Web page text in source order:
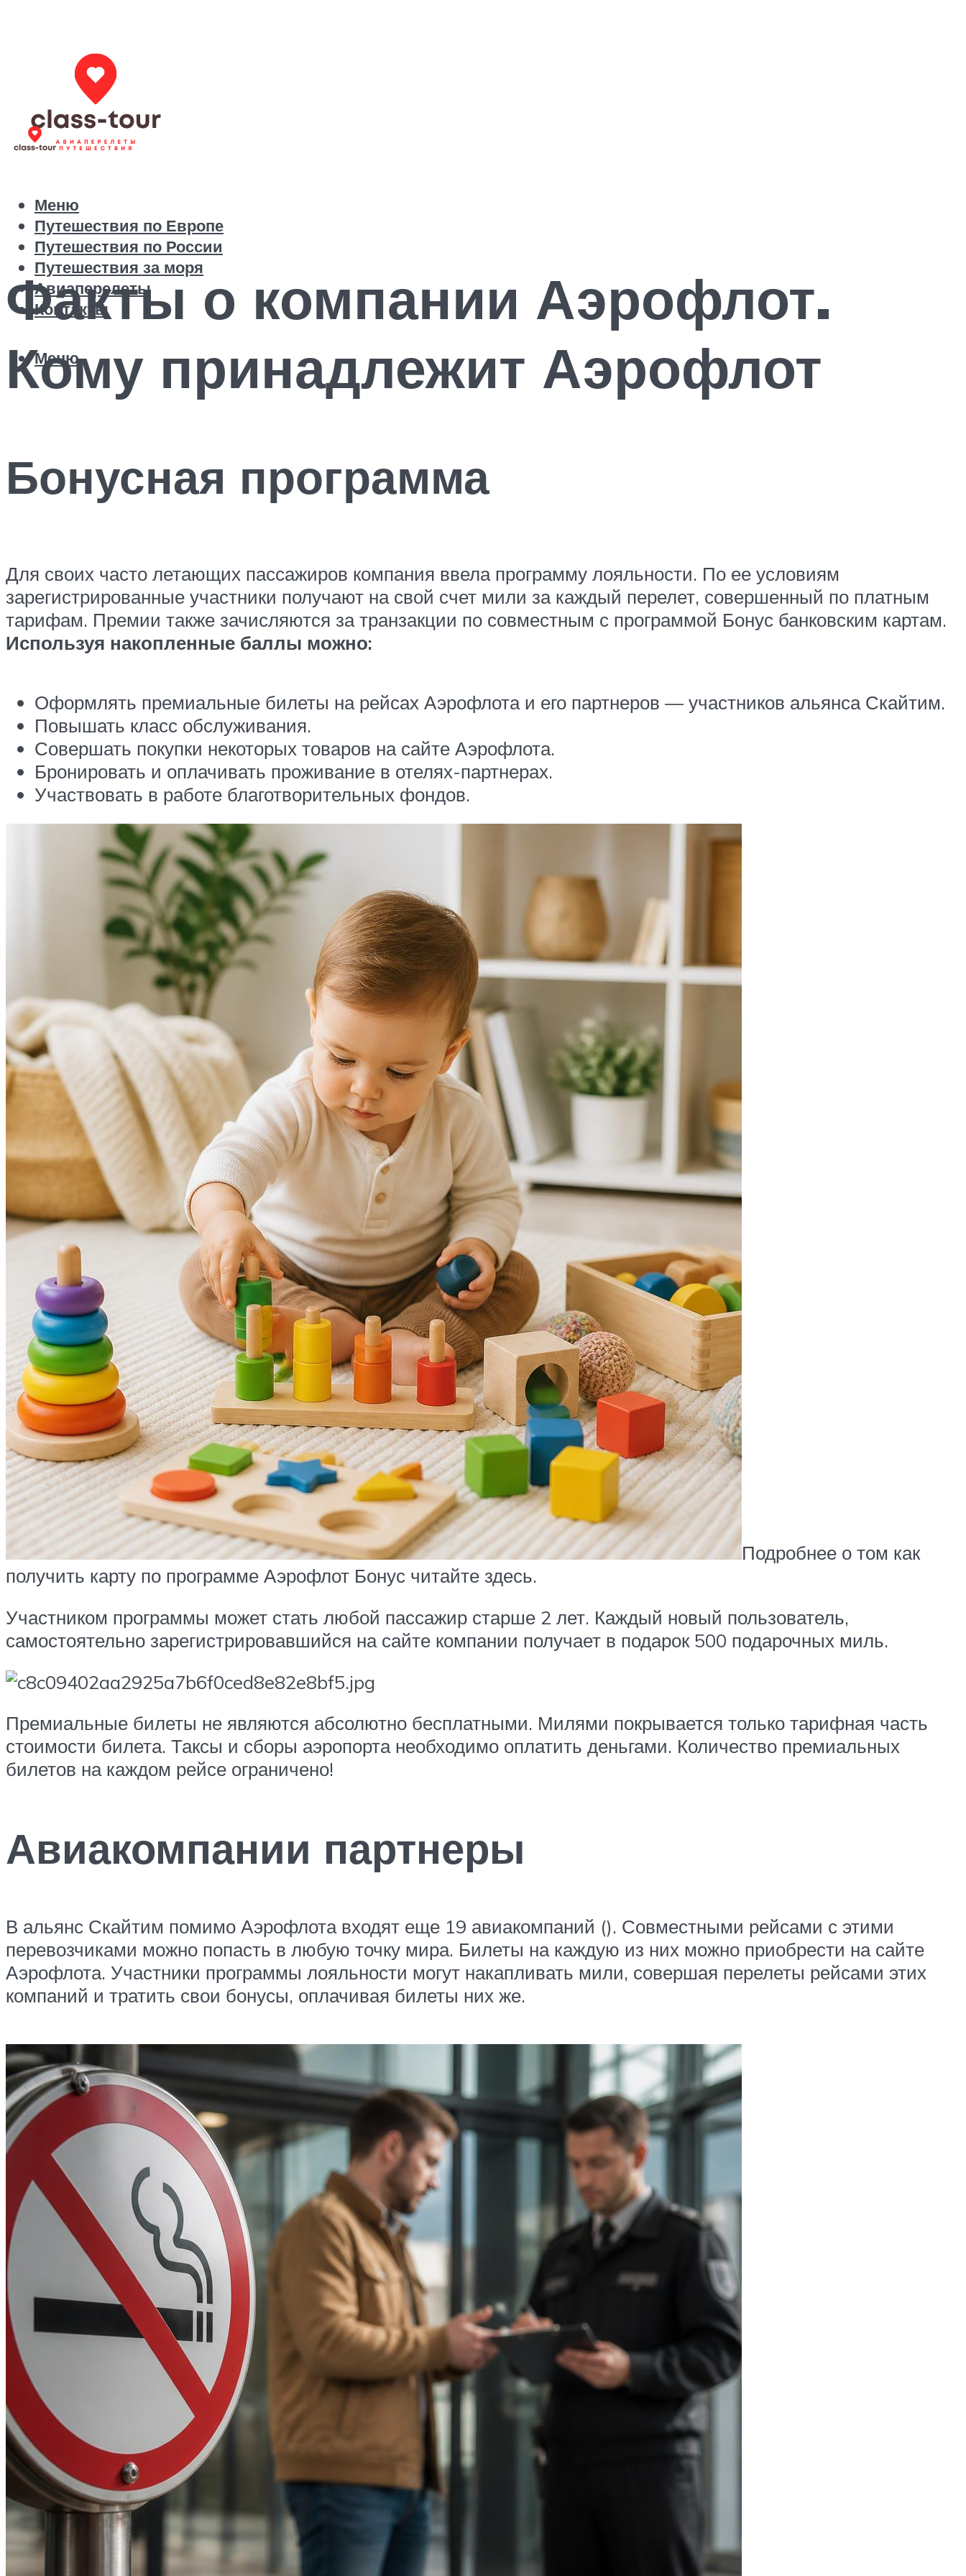
Путешествия по Европе
Путешествия по России
Путешествия за моря
Авиаперелеты
Контакты
Меню
Меню
Факты о компании Аэрофлот.
Кому принадлежит Аэрофлот
Бонусная программа
Для своих часто летающих пассажиров компания ввела программу лояльности. По ее условиям
зарегистрированные участники получают на свой счет мили за каждый перелет, совершенный по платным
тарифам. Премии также зачисляются за транзакции по совместным с программой Бонус банковским картам.
Используя накопленные баллы можно:
Оформлять премиальные билеты на рейсах Аэрофлота и его партнеров — участников альянса Скайтим.
Повышать класс обслуживания.
Совершать покупки некоторых товаров на сайте Аэрофлота.
Бронировать и оплачивать проживание в отелях-партнерах.
Участвовать в работе благотворительных фондов.
Подробнее о том как
получить карту по программе Аэрофлот Бонус читайте здесь.
Участником программы может стать любой пассажир старше 2 лет. Каждый новый пользователь,
самостоятельно зарегистрировавшийся на сайте компании получает в подарок 500 подарочных миль.
Премиальные билеты не являются абсолютно бесплатными. Милями покрывается только тарифная часть
стоимости билета. Таксы и сборы аэропорта необходимо оплатить деньгами. Количество премиальных
билетов на каждом рейсе ограничено!
Авиакомпании партнеры
В альянс Скайтим помимо Аэрофлота входят еще 19 авиакомпаний (). Совместными рейсами с этими
перевозчиками можно попасть в любую точку мира. Билеты на каждую из них можно приобрести на сайте
Аэрофлота. Участники программы лояльности могут накапливать мили, совершая перелеты рейсами этих
компаний и тратить свои бонусы, оплачивая билеты них же.